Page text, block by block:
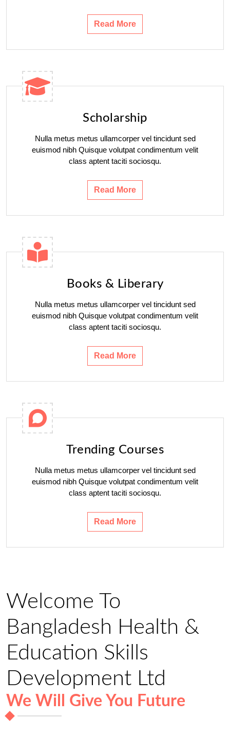
Read More
Scholarship
Nulla metus metus ullamcorper vel tincidunt sed
euismod nibh Quisque volutpat condimentum velit
class aptent taciti sociosqu.
Read More
Books & Liberary
Nulla metus metus ullamcorper vel tincidunt sed
euismod nibh Quisque volutpat condimentum velit
class aptent taciti sociosqu.
Read More
Trending Courses
Nulla metus metus ullamcorper vel tincidunt sed
euismod nibh Quisque volutpat condimentum velit
class aptent taciti sociosqu.
Read More
Welcome To
Bangladesh Health &
Education Skills
Development Ltd
We Will Give You Future